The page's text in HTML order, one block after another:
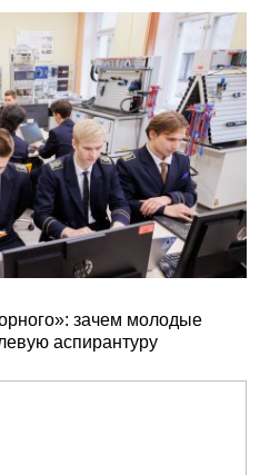
зачем молодые
аспирантуру